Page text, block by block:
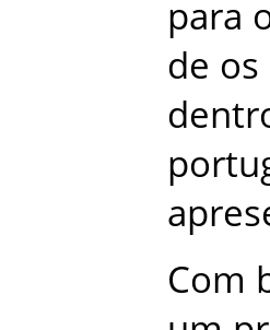
para
de os
Com